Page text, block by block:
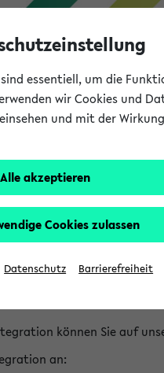
in eine Vielzahl von
können Sie auf
an:
essentiell, um die
wir Cookies und
einsehen und mit der
Alle akzeptieren
Cookies zulassen
Datenschutz Barrierefreiheit